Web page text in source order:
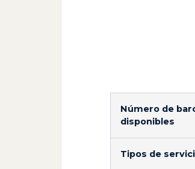
Número de
disponibles
Tipos de